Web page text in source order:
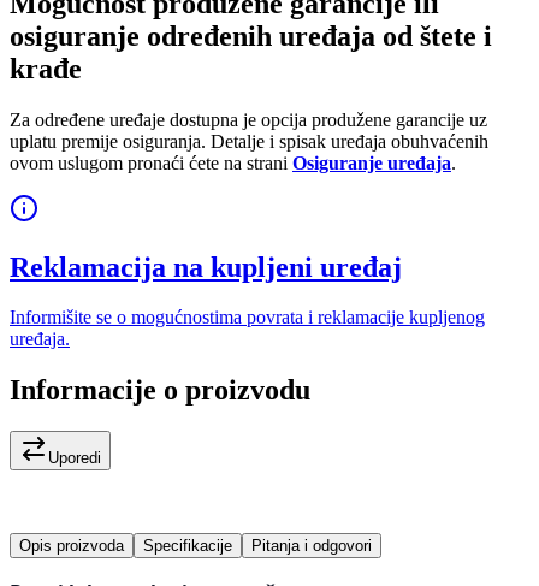
osiguranje određenih uređaja od štete i
krađe
Za određene uređaje dostupna je opcija produžene garancije uz
uplatu premije osiguranja. Detalje i spisak uređaja obuhvaćenih
ovom uslugom pronaći ćete na strani Osiguranje uređaja.
Reklamacija na kupljeni uređaj
Informišite se o mogućnostima povrata i reklamacije kupljenog
uređaja.
Informacije o proizvodu
Uporedi
Opis proizvoda Specifikacije Pitanja i odgovori